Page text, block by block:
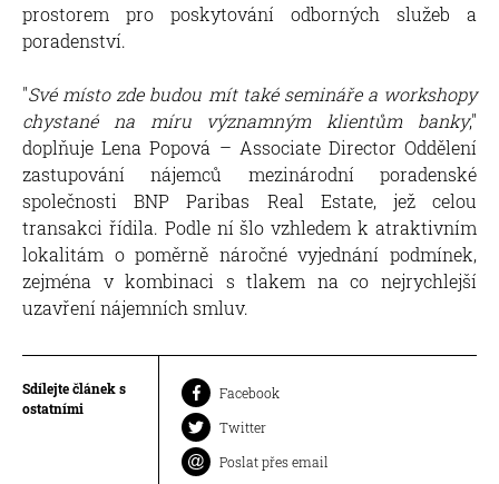
prostorem pro poskytování odborných služeb a
poradenství.
"Své místo zde budou mít také semináře a workshopy
chystané na míru významným klientům banky,"
doplňuje Lena Popová – Associate Director Oddělení
zastupování nájemců mezinárodní poradenské
společnosti BNP Paribas Real Estate, jež celou
transakci řídila. Podle ní šlo vzhledem k atraktivním
lokalitám o poměrně náročné vyjednání podmínek,
zejména v kombinaci s tlakem na co nejrychlejší
uzavření nájemních smluv.
Sdílejte článek s
ostatními
Facebook
Twitter
Poslat přes email